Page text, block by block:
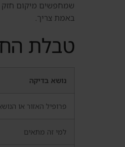
שמחפשים מיקום חזק
באמת צריך.
טבלת
נושא בדיקה
פרופיל האזור או
למי זה מתאים